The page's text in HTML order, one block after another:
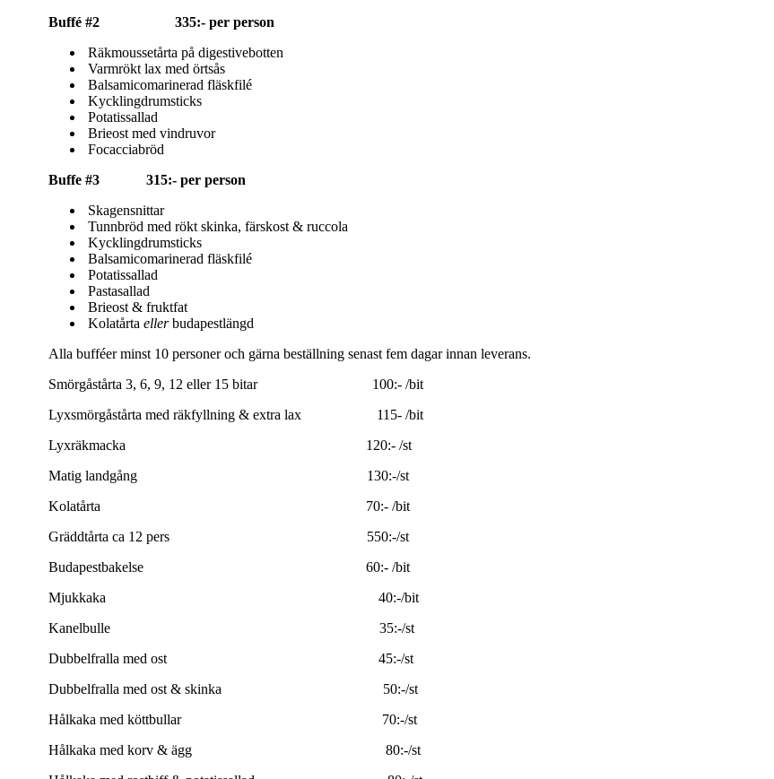
Buffé #2 335:- per person
Räkmoussetårta på digestivebotten
Varmrökt lax med örtsås
Balsamicomarinerad fläskfilé
Kycklingdrumsticks
Potatissallad
Brieost med vindruvor
Focacciabröd
Buffe #3 315:- per person
Skagensnittar
Tunnbröd med rökt skinka, färskost & ruccola
Kycklingdrumsticks
Balsamicomarinerad fläskfilé
Potatissallad
Pastasallad
Brieost & fruktfat
Kolatårtaellerbudapestlängd
Alla bufféer minst 10 personer och gärna beställning senast fem dagar innan leverans.
Smörgåstårta 3, 6, 9, 12 eller 15 bitar 100:- /bit
Lyxsmörgåstårta med räkfyllning & extra lax 115- /bit
Lyxräkmacka 120:- /st
Matig landgång 130:-/st
Kolatårta 70:- /bit
Gräddtårta ca 12 pers 550:-/st
Budapestbakelse 60:- /bit
Mjukkaka 40:-/bit
Kanelbulle 35:-/st
Dubbelfralla med ost 45:-/st
Dubbelfralla med ost & skinka 50:-/st
Hålkaka med köttbullar 70:-/st
Hålkaka med korv & ägg 80:-/st